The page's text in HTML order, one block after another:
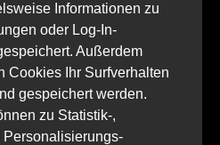
Informationen zu
oder Log-In-
Außerdem
Cookies Ihr Surfverhalten
gespeichert werden.
zu Statistik-,
Personalisierungs-